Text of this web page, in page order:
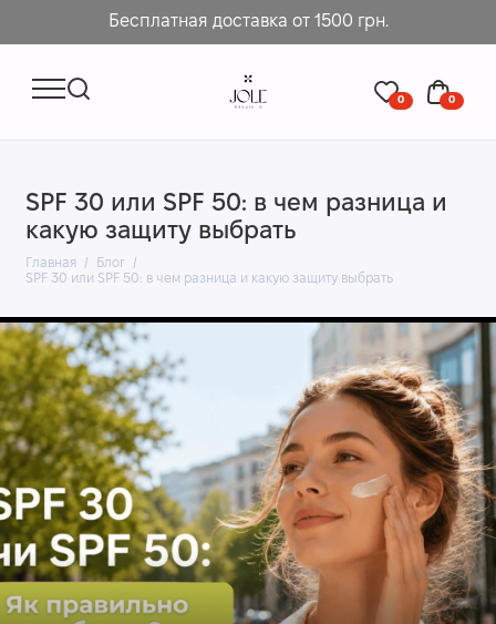
Бесплатная доставка от 1500 грн.
0 0
SPF 30 или SPF 50: в чем разница и
какую защиту выбрать
Главная
Блог
SPF 30 или SPF 50: в чем разница и какую защиту выбрать